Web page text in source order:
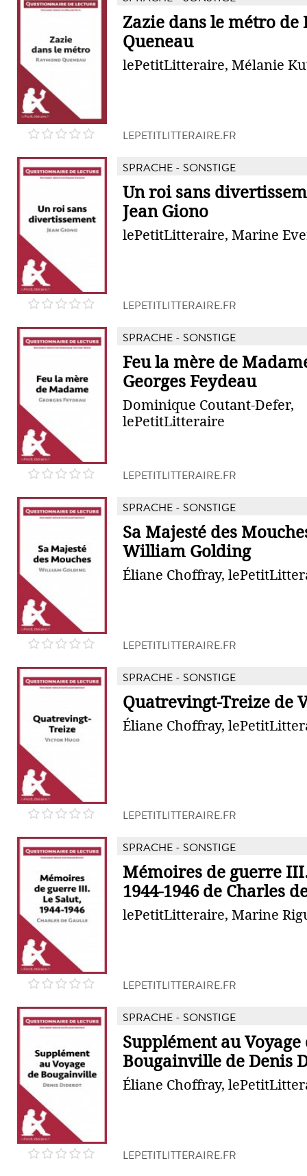
Zazie dans le métro de
Queneau
lePetitLitteraire, Mélanie
LEPETITLITTERAIRE.FR
SPRACHE - SONSTIGE
Un roi sans
Jean Giono
lePetitLitteraire, Marine
LEPETITLITTERAIRE.FR
SPRACHE - SONSTIGE
Feu la mère de
Georges Feydeau
Dominique Coutant-Defer,
lePetitLitteraire
LEPETITLITTERAIRE.FR
SPRACHE - SONSTIGE
Sa Majesté des
William Golding
Éliane Choffray,
LEPETITLITTERAIRE.FR
SPRACHE - SONSTIGE
Quatrevingt-Treize de
Éliane Choffray,
LEPETITLITTERAIRE.FR
SPRACHE - SONSTIGE
Mémoires de guerre
1944-1946 de Charles
lePetitLitteraire, Marine
LEPETITLITTERAIRE.FR
SPRACHE - SONSTIGE
Supplément au Voyage
Bougainville de Denis
Éliane Choffray,
LEPETITLITTERAIRE.FR